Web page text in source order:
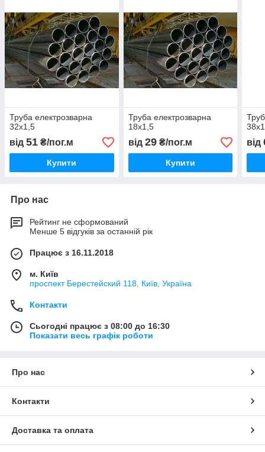
Труба електрозварна
32х1,5
від 51 ₴/пог.м
Купити
Труба електрозварна
18х1,5
від 29₴/пог.м
Купити
від
Про нас
Рейтинг не сформований
Менше 5 відгуків за останній рік
Працює з 16.11.2018
м. Київ
проспект Берестейский 118, Київ, Україна
Контакти
Сьогодні працює з 08:00 до 16:30
Показати весь графік роботи
Про нас
Контакти
Доставка та оплата